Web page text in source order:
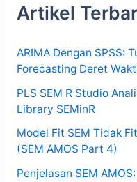
Artikel
ARIMA Dengan SPSS:
Forecasting Deret
PLS SEM R Studio
Library SEMinR
Model Fit SEM Tidak
(SEM AMOS Part 4)
Penjelasan SEM